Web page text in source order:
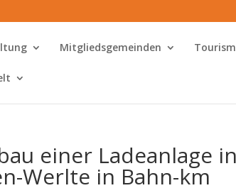
Mitgliedsgemeinden
einer Ladeanlage in
Werlte in Bahn-km